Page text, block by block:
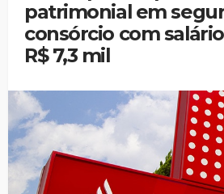
patrimonial em
consórcio com
R$ 7,3 mil